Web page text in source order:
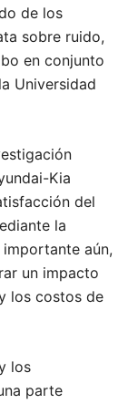
de los
sobre ruido,
en conjunto
Universidad
Kia
del
la
aún,
un impacto
los costos de
los
parte